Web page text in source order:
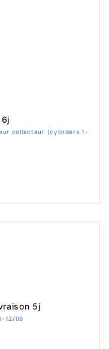
collecteur (cylinders 1-
5j
12/06